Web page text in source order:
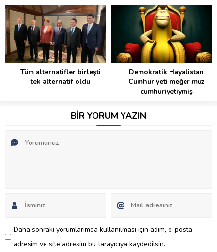
Demokratik Hayalistan
Cumhuriyeti meğer muz
Firefox tarayıcısı ile
internette daha özgür olun
BİR YORUM YAZIN
Daha sonraki yorumlarımda kullanılması için adım, e-posta
adresim ve site adresim bu tarayıcıya kaydedilsin.